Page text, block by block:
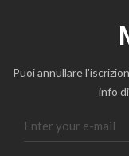
Puoi annullare
info